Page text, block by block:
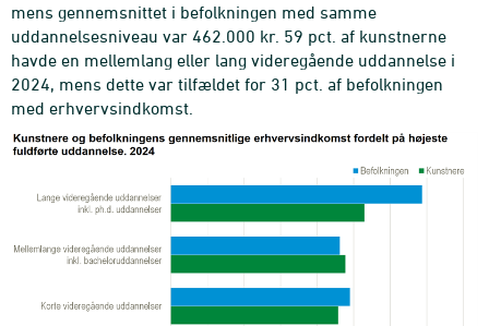
mens gennemsnittet i befolkningen med samme
uddannelsesniveau var 462.000 kr. 59 pct. af kunstnerne
havde en mellemlang eller lang videregående uddannelse i
2024, mens dette var tilfældet for 31 pct. af befolkningen
med erhvervsindkomst.